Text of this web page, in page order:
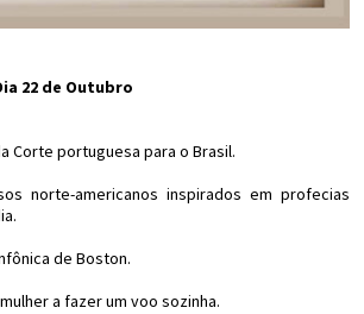
22 de Outubro
Corte portuguesa para o Brasil.
norte-americanos inspirados em profecias
de Boston.
a fazer um voo sozinha.